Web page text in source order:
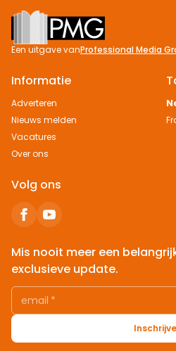
Footer
Een uitgave vanProfessional Media
Informatie
Adverteren
Nieuws melden
Vacatures
Over ons
Volg ons
Mis nooit meer een
exclusieve update.
email *